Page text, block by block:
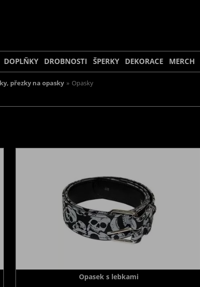
DOPLŇKY DROBNOSTI ŠPERKY DEKORACE MERCH
přezky na opasky » Opasky
Opasek s lebkami